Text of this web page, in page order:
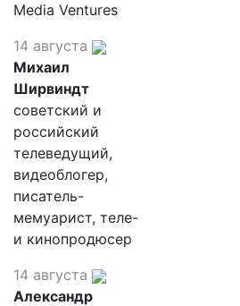
Media Ventures
14 августа
Михаил
Ширвиндт
советский и
российский
телеведущий,
видеоблогер,
писатель-
мемуарист, теле-
и кинопродюсер
14 августа
Александр